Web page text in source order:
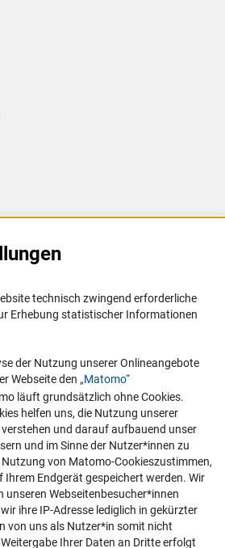
Menschen mit Behinderungen
der DFG direkt in Ihr Mailpostfach oder
online an.
Cookie-Einstellungen
Kontakt
technisch zwingend erforderliche
Erhebung statistischer Informationen
der Nutzung unserer Onlineangebote
Webseite den „Matomo“
Link)
läuft grundsätzlich ohne Cookies.
helfen uns, die Nutzung unserer
und darauf aufbauend unser
und im Sinne der Nutzer*innen zu
Nutzung von Matomo-Cookieszustimmen,
Ihrem Endgerät gespeichert werden. Wir
unseren Webseitenbesucher*innen
ihre IP-Adresse lediglich in gekürzter
von uns als Nutzer*in somit nicht
Ihrer Daten an Dritte erfolgt